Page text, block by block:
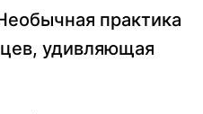
практика
удивляющая